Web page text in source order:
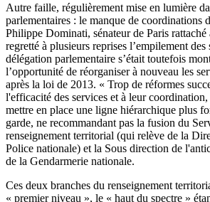
Autre faille, régulièrement mise en lumière
parlementaires : le manque de coordinations
Philippe Dominati, sénateur de Paris
regretté à plusieurs reprises l’empilement
délégation parlementaire s’était toutefois
l’opportunité de réorganiser à nouveau les
après la loi de 2013. « Trop de réformes
l'efficacité des services et à leur
mettre en place une ligne hiérarchique plus
garde, ne recommandant pas la fusion du
renseignement territorial (qui relève de la
Police nationale) et la Sous direction de
de la Gendarmerie nationale.
Ces deux branches du renseignement
« premier niveau », le « haut du spectre »